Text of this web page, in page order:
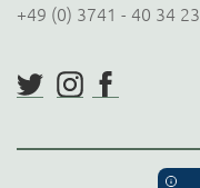
+49 (0) 3741 - 40 34 23